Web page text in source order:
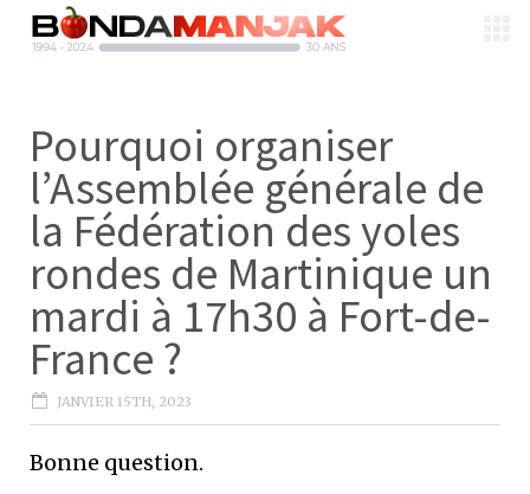
Pourquoi organiser
l’Assemblée générale de
la Fédération des yoles
rondes de Martinique un
mardi à 17h30 à Fort-de-
France ?
JANVIER 15TH, 2023
Bonne question.